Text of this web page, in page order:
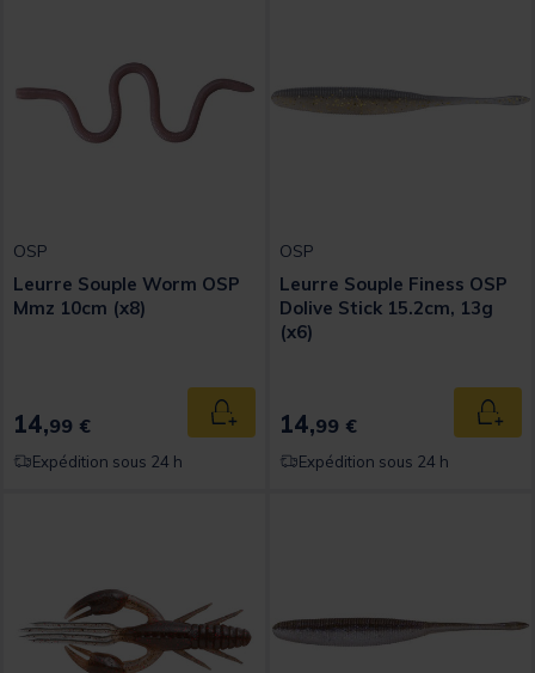
OSP
Leurre Souple Worm OSP
Mmz 10cm (x8)
14,99 € Ajouter au panier
Expédition sous 24 h
OSP
Leurre Souple Finess OSP
Dolive Stick 15.2cm, 13g
(x6)
14,99 €
Expédition sous 24 h